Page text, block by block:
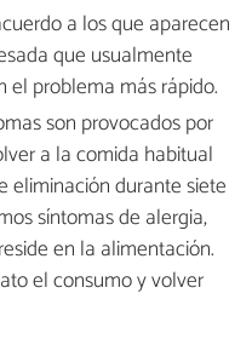
a los que aparecen
que usualmente
el problema más rápido.
son provocados por
a la comida habitual
eliminación durante siete
síntomas de alergia,
en la alimentación.
el consumo y volver